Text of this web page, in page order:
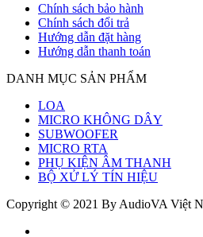
Chính sách bảo hành
Chính sách đổi trả
Hướng dẫn đặt hàng
Hướng dẫn thanh toán
DANH MỤC SẢN PHẨM
LOA
MICRO KHÔNG DÂY
SUBWOOFER
MICRO RTA
PHỤ KIỆN ÂM THANH
BỘ XỬ LÝ TÍN HIỆU
Copyright © 2021 By AudioVA Việt